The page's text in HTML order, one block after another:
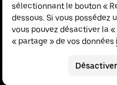
sélectionnant le bouton «
dessous. Si vous possédez
vous pouvez désactiver la «
« partage » de vos données